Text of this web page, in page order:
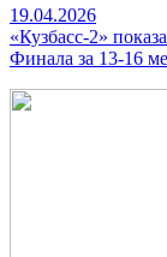
19.04.2026
«Кузбасс-2»
Финала за 13-16